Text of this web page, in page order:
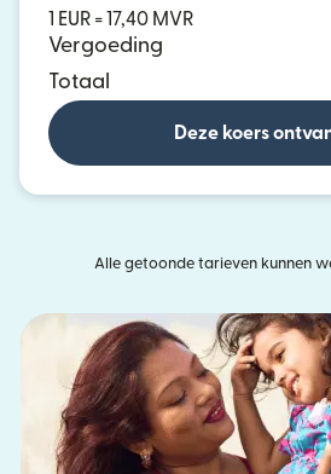
1 EUR = 17,40 MVR
Vergoeding
Totaal
Deze koers
Alle getoonde tarieven kunnen